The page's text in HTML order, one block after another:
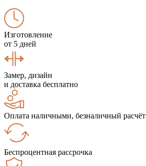
Изготовление
от 5 дней
Замер, дизайн
и доставка бесплатно
Оплата наличными, безналичный расчёт
Беспроцентная рассрочка